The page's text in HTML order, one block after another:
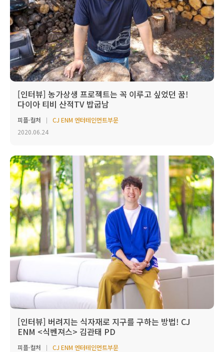
[인터뷰] 농가상생 프로젝트는 꼭 이루고 싶었던 꿈!
다이아 티비 산적TV 밥굽남
피플·컬처
CJ ENM 엔터테인먼트부문
2020.06.24
[인터뷰] 버려지는 식자재로 지구를 구하는 방법! CJ
ENM <식벤져스> 김관태 PD
피플·컬처
CJ ENM 엔터테인먼트부문